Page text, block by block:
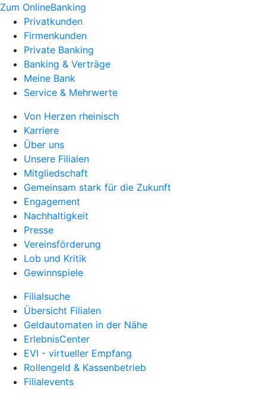
Zum OnlineBanking
Privatkunden
Firmenkunden
Private Banking
Banking & Verträge
Meine Bank
Service & Mehrwerte
Von Herzen rheinisch
Karriere
Über uns
Unsere Filialen
Mitgliedschaft
Gemeinsam stark für die Zukunft
Engagement
Nachhaltigkeit
Presse
Vereinsförderung
Lob und Kritik
Gewinnspiele
Filialsuche
Übersicht Filialen
Geldautomaten in der Nähe
ErlebnisCenter
EVI - virtueller Empfang
Rollengeld & Kassenbetrieb
Filialevents